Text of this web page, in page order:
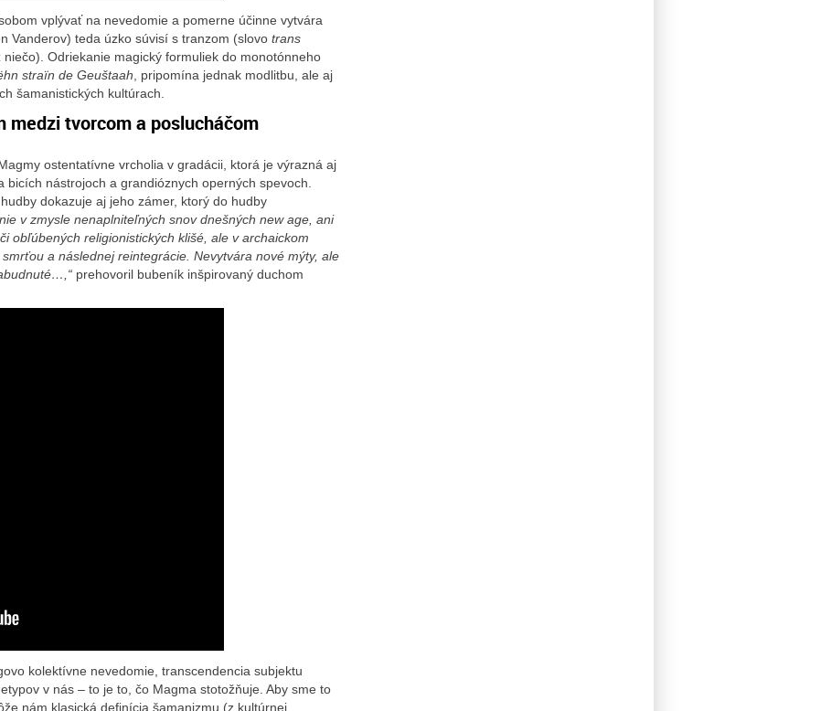
vplývať na nevedomie a pomerne účinne vytvára
Vanderov) teda úzko súvisí s tranzom (slovo trans
Odriekanie magický formuliek do monotónneho
straïn de Geuštaah, pripomína jednak modlitbu, ale aj
šamanistických kultúrach.
medzi tvorcom a poslucháčom
ostentatívne vrcholia v gradácii, ktorá je výrazná aj
nástrojoch a grandióznych operných spevoch.
dokazuje aj jeho zámer, ktorý do hudby
v zmysle nenaplniteľných snov dnešných new age, ani
obľúbených religionistických klišé, ale v archaickom
a následnej reintegrácie. Nevytvára nové mýty, ale
prehovoril bubeník inšpirovaný duchom
kolektívne nevedomie, transcendencia subjektu
v nás – to je to, čo Magma stotožňuje. Aby sme to
nám klasická definícia šamanizmu (z kultúrnej